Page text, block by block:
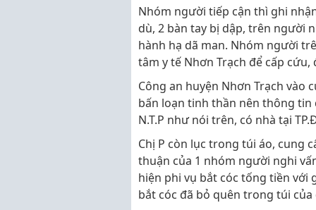
Nhóm người tiếp cận thì ghi
dù, 2 bàn tay bị dập, trên người
hành hạ dã man. Nhóm người
tâm y tế Nhơn Trạch để cấp
Công an huyện Nhơn Trạch vào
bấn loạn tinh thần nên thông
N.T.P như nói trên, có nhà tại
Chị P còn lục trong túi áo, cung
thuận của 1 nhóm người nghi
hiện phi vụ bắt cóc tống tiền với
bắt cóc đã bỏ quên trong túi của